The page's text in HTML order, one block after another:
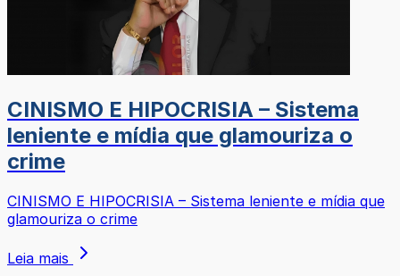
CINISMO E HIPOCRISIA – Sistema
leniente e mídia que glamouriza o
crime
CINISMO E HIPOCRISIA – Sistema leniente e mídia que
glamouriza o crime
Leia mais